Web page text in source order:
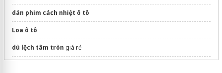
dán phim cách nhiệt ô tô
Loa ô tô
dù lệch tâm tròn giá rẻ